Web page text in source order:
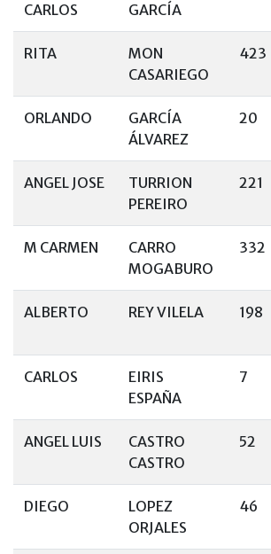
CARLOS
GARCÍA
RITA
MON
CASARIEGO
423
ORLANDO
GARCÍA
ÁLVAREZ
20
ANGEL JOSE
TURRION
PEREIRO
221
M CARMEN
CARRO
MOGABURO
332
ALBERTO REY VILELA 198
CARLOS
EIRIS
ESPAÑA
7
ANGEL LUIS
CASTRO
CASTRO
52
DIEGO
LOPEZ
ORJALES
46